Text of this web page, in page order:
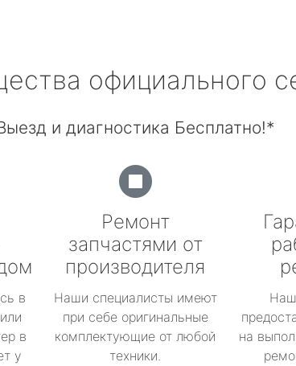
официального
и диагностика Бесплатно!*
в
в
у
Ремонт
запчастями от
производителя
Наши специалисты имеют
при себе оригинальные
комплектующие от любой
техники.
на